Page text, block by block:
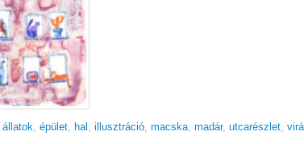
állatok épület hal illusztráció macska madár, utcarészlet